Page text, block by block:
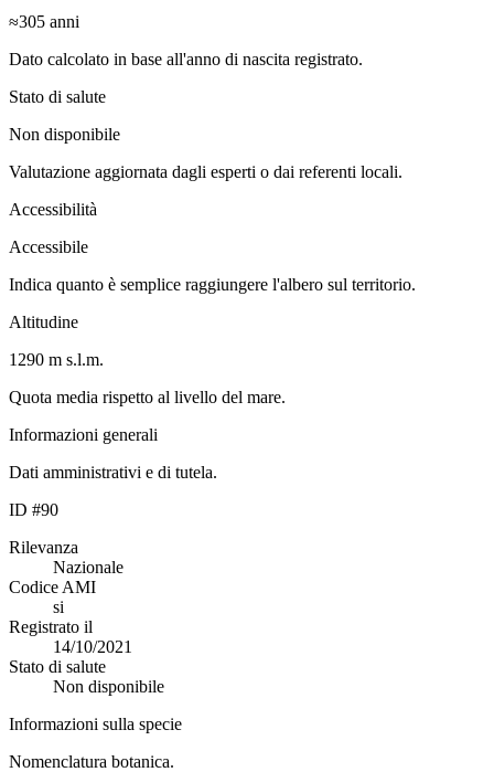
≈305 anni
Dato calcolato in base all'anno di nascita registrato.
Stato di salute
Non disponibile
Valutazione aggiornata dagli esperti o dai referenti locali.
Accessibilità
Accessibile
Indica quanto è semplice raggiungere l'albero sul territorio.
Altitudine
1290 m s.l.m.
Quota media rispetto al livello del mare.
Informazioni generali
Dati amministrativi e di tutela.
ID #90
Rilevanza
Nazionale
Codice AMI
si
Registrato il
14/10/2021
Stato di salute
Non disponibile
Informazioni sulla specie
Nomenclatura botanica.